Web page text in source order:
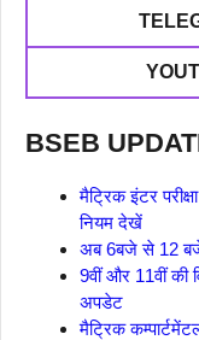
BSEB
मैट्रिक इंटर
नियम देखें
अब 6बजे से 12
9वीं और 11वीं की
अपडेट
मैट्रिक